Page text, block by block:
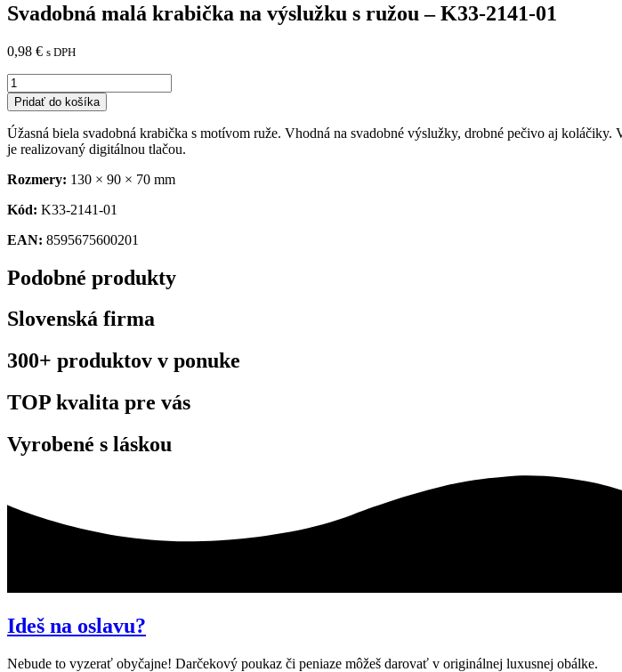
Svadobná malá krabička na výslužku s ružou – K33-2141-01
0,98 € s DPH
množstvo
Svadobná
malá
krabička
na
výslužku
s
-
2141-
Pridať do košíka
Úžasná biela svadobná krabička s motívom ruže. Vhodná na svadobné výslužky, drobné pečivo aj
je realizovaný digitálnou tlačou.
Rozmery: 130 × 90 × 70 mm
Kód: K33-2141-01
EAN: 8595675600201
Podobné produkty
Slovenská firma
300+ produktov v ponuke
TOP kvalita pre vás
Vyrobené s láskou
Ideš na oslavu?
Nebude to vyzerať obyčajne! Darčekový poukaz či peniaze môžeš darovať v originálnej luxusnej obálke.